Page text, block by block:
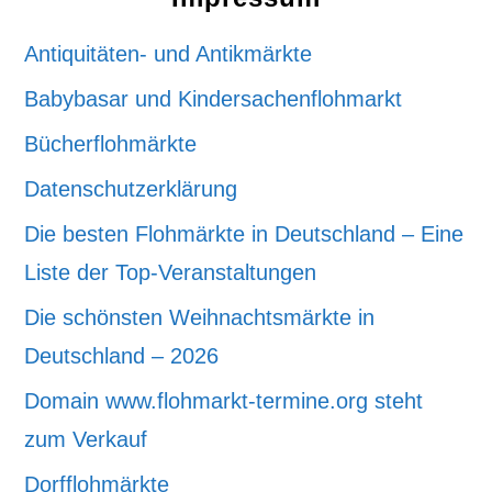
Antiquitäten- und Antikmärkte
Babybasar und Kindersachenflohmarkt
Bücherflohmärkte
Datenschutzerklärung
Die besten Flohmärkte in Deutschland – Eine
Liste der Top-Veranstaltungen
Die schönsten Weihnachtsmärkte in
Deutschland – 2026
Domain www.flohmarkt-termine.org steht
zum Verkauf
Dorfflohmärkte